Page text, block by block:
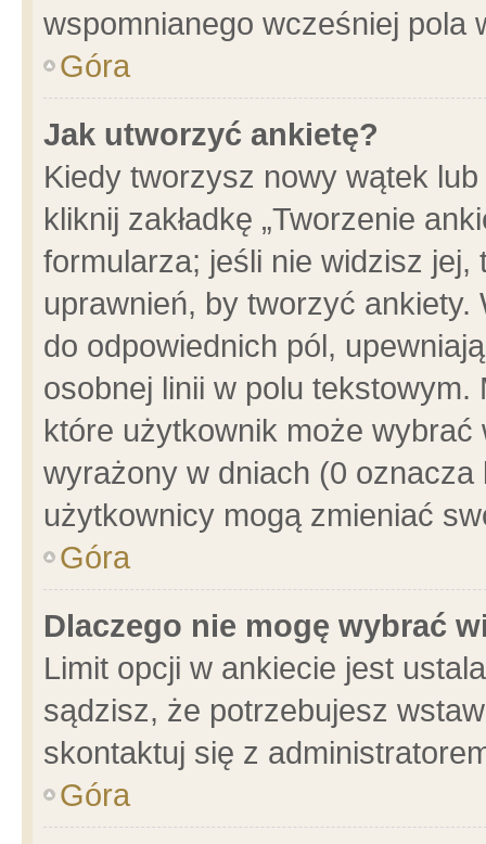
wspomnianego wcześniej pola
Góra
Jak utworzyć ankietę?
Kiedy tworzysz nowy wątek
kliknij zakładkę „Tworzenie
formularza; jeśli nie widzisz
uprawnień, by tworzyć ankiety.
do odpowiednich pól,
osobnej linii w polu
które użytkownik może
wyrażony w dniach (0
użytkownicy mogą zmieniać
Góra
Dlaczego nie mogę wybrać
Limit opcji w ankiecie jest
sądzisz, że potrzebujesz
skontaktuj się z
Góra